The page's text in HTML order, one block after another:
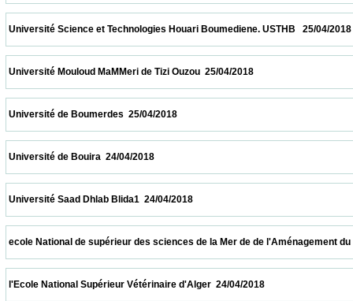
Université Science et Technologies Houari Boumediene. USTHB
Université Mouloud MaMMeri de Tizi Ouzou  25/04/2018
Université de Boumerdes  25/04/2018
Université de Bouira  24/04/2018
Université Saad Dhlab Blida1  24/04/2018
ecole National de supérieur des sciences de la Mer de de
l'Ecole National Supérieur Vétérinaire d'Alger  24/04/2018